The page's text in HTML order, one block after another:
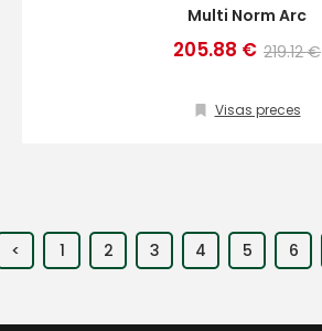
Multi Norm Arc
205.88 € 219.12 €
Visas preces
< 1 2 3 4 5 6